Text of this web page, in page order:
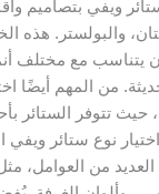
ويفي بتصاميم
والبولستر. هذه
مع مختلف
من المهم أيضًا
تتوفر الستائر
نوع ستائر ويفي
من العوامل، مثل